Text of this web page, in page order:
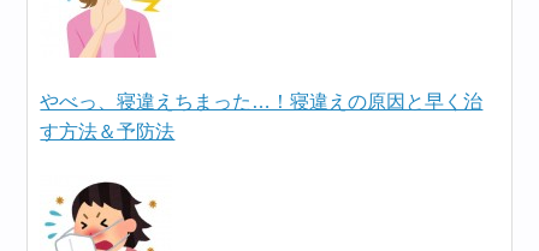
やべっ、寝違えちまった…！寝違えの原因と早く治
す方法＆予防法